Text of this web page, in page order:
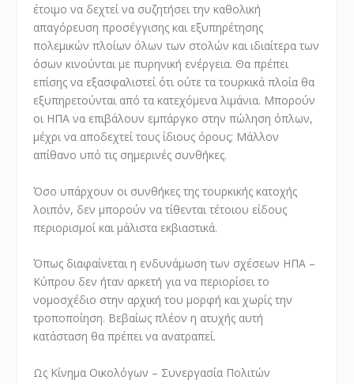
έτοιμο να δεχτεί να συζητήσει την καθολική
απαγόρευση προσέγγισης και εξυπηρέτησης
πολεμικών πλοίων όλων των στολών και ιδιαίτερα των
όσων κινούνται με πυρηνική ενέργεια. Θα πρέπει
επίσης να εξασφαλιστεί ότι ούτε τα τουρκικά πλοία θα
εξυπηρετούνται από τα κατεχόμενα λιμάνια. Μπορούν
οι ΗΠΑ να επιβάλουν εμπάργκο στην πώληση όπλων,
μέχρι να αποδεχτεί τους ίδιους όρους; Μάλλον
απίθανο υπό τις σημερινές συνθήκες.
Όσο υπάρχουν οι συνθήκες της τουρκικής κατοχής
λοιπόν, δεν μπορούν να τίθενται τέτοιου είδους
περιορισμοί και μάλιστα εκβιαστικά.
Όπως διαφαίνεται η ενδυνάμωση των σχέσεων ΗΠΑ –
Κύπρου δεν ήταν αρκετή για να περιορίσει το
νομοσχέδιο στην αρχική του μορφή και χωρίς την
τροποποίηση. Βεβαίως πλέον η ατυχής αυτή
κατάσταση θα πρέπει να ανατραπεί.
Ως Κίνημα Οικολόγων – Συνεργασία Πολιτών